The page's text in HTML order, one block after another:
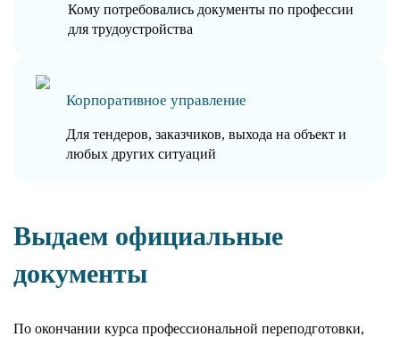
Кому потребовались документы по профессии
для трудоустройства
Корпоративное управление
Для тендеров, заказчиков, выхода на объект и
любых других ситуаций
Выдаем официальные
документы
По окончании курса профессиональной переподготовки,